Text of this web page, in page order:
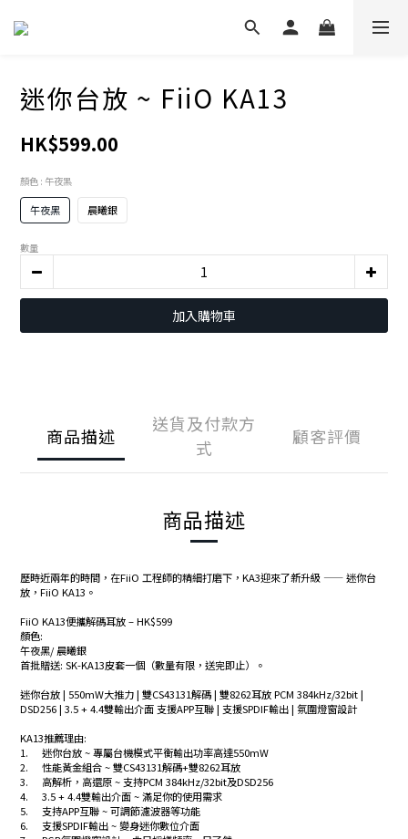
迷你台放 ~ FiiO KA13
HK$599.00
顏色 : 午夜黑
午夜黑 晨曦銀
數量
加入購物車
商品描述
送貨及付款方
式
顧客評價
商品描述
歷時近兩年的時間，在FiiO 工程師的精細打磨下，KA3迎來了新升級 —— 迷你台
放，FiiO KA13。
FiiO KA13便攜解碼耳放 – HK$599
顏色:
午夜黑/ 晨曦銀
首批贈送: SK-KA13皮套一個（數量有限，送完即止）。
迷你台放 | 550mW大推力 | 雙CS43131解碼 | 雙8262耳放 PCM 384kHz/32bit |
DSD256 | 3.5 + 4.4雙輸出介面 支援APP互聯 | 支援SPDIF輸出 | 氛圍燈窗設計
KA13推薦理由:
1.
迷你台放 ~ 專屬台機模式平衡輸出功率高達550mW
2.
性能黃金組合 ~ 雙CS43131解碼+雙8262耳放
3.
高解析，高還原 ~ 支持PCM 384kHz/32bit及DSD256
4.
3.5 + 4.4雙輸出介面 ~ 滿足你的使用需求
5.
支持APP互聯 ~ 可調節濾波器等功能
6.
支援SPDIF輸出 ~ 變身迷你數位介面